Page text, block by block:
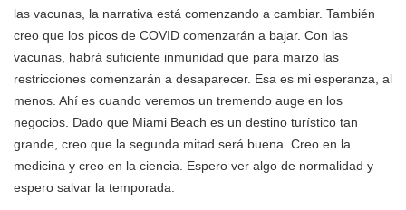
las vacunas, la narrativa está comenzando a cambiar. También
creo que los picos de COVID comenzarán a bajar. Con las
vacunas, habrá suficiente inmunidad que para marzo las
restricciones comenzarán a desaparecer. Esa es mi esperanza, al
menos. Ahí es cuando veremos un tremendo auge en los
negocios. Dado que Miami Beach es un destino turístico tan
grande, creo que la segunda mitad será buena. Creo en la
medicina y creo en la ciencia. Espero ver algo de normalidad y
espero salvar la temporada.